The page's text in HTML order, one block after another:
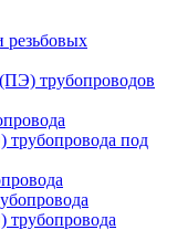
резьбовых
трубопроводов
под